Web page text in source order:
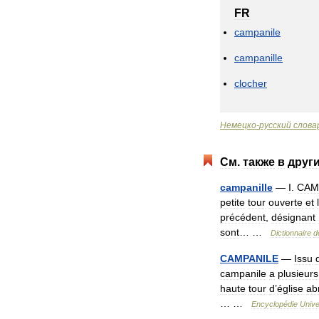
FR
campanile
campanille
clocher
Немецко-русский
См. также в
campanille — I
petite tour ouverte et
précédent désignant
sont
Dictionnaire
CAMPANILE — Issu
campanile a plusieurs
haute tour d’église
Encyclopédie